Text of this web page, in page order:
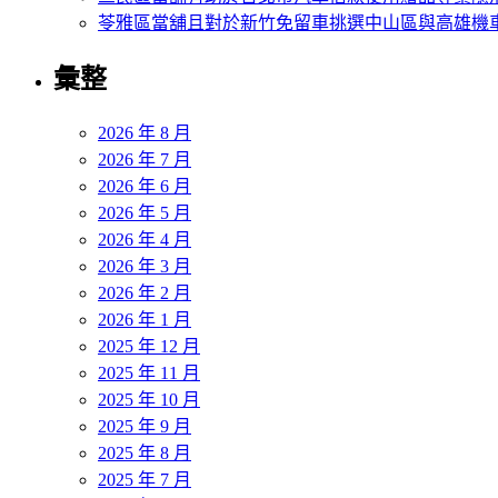
苓雅區當舖且對於新竹免留車挑選中山區與高雄機
彙整
2026 年 8 月
2026 年 7 月
2026 年 6 月
2026 年 5 月
2026 年 4 月
2026 年 3 月
2026 年 2 月
2026 年 1 月
2025 年 12 月
2025 年 11 月
2025 年 10 月
2025 年 9 月
2025 年 8 月
2025 年 7 月